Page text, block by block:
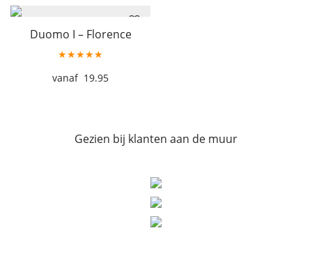
Duomo I – Florence
★★★★★
19.95
Gezien bij klanten aan de muur